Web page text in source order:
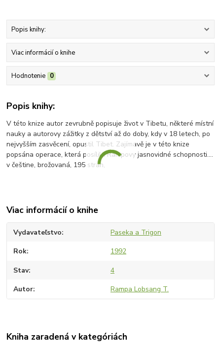
Popis knihy:
Viac informácií o knihe
Hodnotenie 0
Popis knihy:
V této knize autor zevrubně popisuje život v Tibetu, některé místní
nauky a autorovy zážitky z dětství až do doby, kdy v 18 letech, po
nejvyšším zasvěcení, opustil Tibet. Zajímavě je v této knize
popsána operace, která posílila Rampovy jasnovidné schopnosti....
v češtine, brožovaná, 195 strán,
Viac informácií o knihe
Vydavateľstvo Paseka a Trigon
Rok 1992
Stav 4
Autor Rampa Lobsang T.
Kniha zaradená v kategóriách